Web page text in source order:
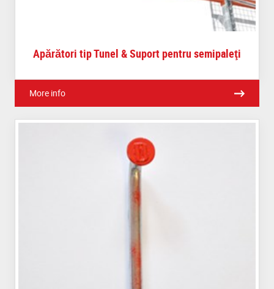
Apărători tip Tunel & Suport pentru semipaleţi
More info